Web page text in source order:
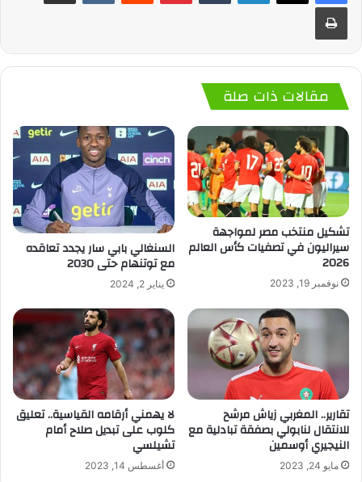
مقالات ذات صلة
تشكيل منتخب مصر لمواجهة
سيراليون في تصفيات كأس العالم
2026
نوفمبر 19, 2023
السنغالي بابي سار يجدد تعاقده
مع توتنهام حتى 2030
يناير 2, 2024
تقارير.. المغربي زياش مرشح
للانتقال لنابولي بصفقة تبادلية مع
النيجيري أوسمين
مايو 24, 2023
لا يهمني أرقامه القياسية.. تعليق
كلوب على تبديل صلاح أمام
تشيلسي
أغسطس 14, 2023